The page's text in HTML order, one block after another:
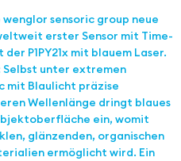
sensoric group neue
erster Sensor mit Time-
P1PY21x mit blauem Laser.
unter extremen
mit Blaulicht präzise
Wellenlänge dringt blaues
ein, womit
glänzenden, organischen
ermöglicht wird. Ein